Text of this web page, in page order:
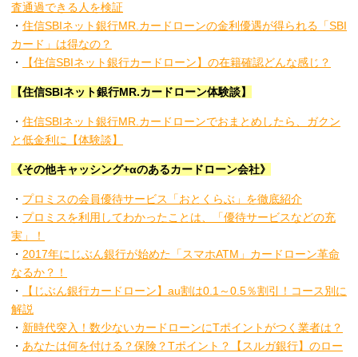
査通過できる人を検証
・ 住信SBIネット銀行MR.カードローンの金利優遇が得られる「SBI
カード」は得なの？
・
【住信SBIネット銀行カードローン】の在籍確認どんな感じ？
【住信SBIネット銀行MR.カードローン体験談】
・ 住信SBIネット銀行MR.カードローンでおまとめしたら、ガクン
と低金利に【体験談】
《その他キャッシング+αのあるカードローン会社》
・ プロミスの会員優待サービス「おとくらぶ」を徹底紹介
・ プロミスを利用してわかったことは、「優待サービスなどの充
実」！
・ 2017年にじぶん銀行が始めた「スマホATM」カードローン革命
なるか？！
・
【じぶん銀行カードローン】au割は0.1～0.5％割引！コース別に
解説
・ 新時代突入！数少ないカードローンにTポイントがつく業者は？
・ あなたは何を付ける？保険？Tポイント？【スルガ銀行】のロー